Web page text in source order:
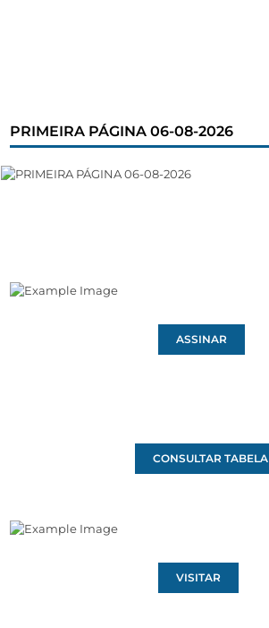
PRIMEIRA PÁGINA 06-08-2026
ASSINAR
CONSULTAR TABELA
VISITAR